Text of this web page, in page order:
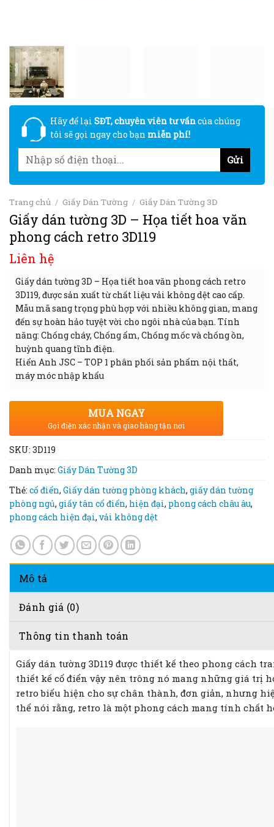
Hãy để lại SĐT, chuyên viên tư vấncủa chúng
tôi sẽ gọi ngay cho bạn miễn phí!
Trang chủ / Giấy Dán Tường / Giấy Dán Tường 3D
Giấy dán tường 3D – Họa tiết hoa văn
phong cách retro 3D119
Liên hệ
Giấy dán tường 3D – Họa tiết hoa văn phong cách retro
3D119, được sản xuất từ chất liệu vải không dệt cao cấp.
Mẫu mã sang trọng phù hợp với nhiều không gian, mang
đến sự hoàn hảo tuyệt vời cho ngôi nhà của bạn. Tính
năng: Chống cháy, Chống ẩm, Chống mốc và chống ồn,
huỳnh quang tĩnh điện.
Hiển Anh JSC – TOP 1 phân phối sản phẩm nội thất,
máy móc nhập khẩu
MUA NGAY
Gọi điện xác nhận và giao hàng tận nơi
SKU: 3D119
Danh mục: Giấy Dán Tường 3D
Thẻ: cổ điển, Giấy dán tường phòng khách, giấy dán tường
phòng ngủ, giấy tân cổ điển, hiện đại, phong cách châu âu,
phong cách hiện đại, vải không dệt
Mô tả
Đánh giá (0)
Thông tin thanh toán
Giấy dán tường 3D119 được thiết kế theo phong cách
thiết kế cổ điển vậy nên trông nó mang những giá trị
retro biểu hiện cho sự chân thành, đơn giản, nhưng
thể nói rằng, retro là một phong cách mang tính chất